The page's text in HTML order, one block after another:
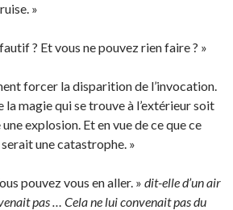
»
? Et vous ne pouvez rien faire ? »
forcer la disparition de l’invocation.
magie qui se trouve à l’extérieur soit
explosion. Et en vue de ce que ce
une catastrophe. »
pouvez vous en aller. » dit-elle d’un air
pas … Cela ne lui convenait pas du